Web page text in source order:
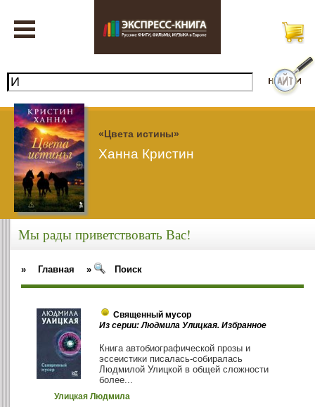
«Цвета истины»
Ханна Кристин
Мы рады приветствовать Вас!
» Главная » Поиск
Священный мусор
Из серии: Людмила Улицкая. Избранное
Книга автобиографической прозы и
эссеистики писалась-собиралась
Людмилой Улицкой в общей сложности
более...
Улицкая Людмила